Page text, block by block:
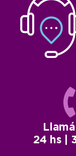
24 hs |